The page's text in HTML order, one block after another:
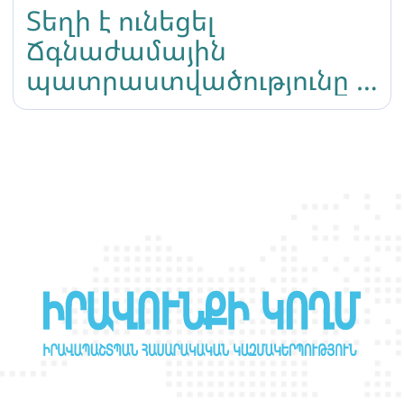
Տեղի է ունեցել
Ճգնաժամային
պատրաստվածությունը և
ճկունության բարձրացում